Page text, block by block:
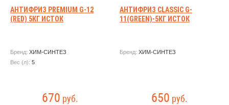
АНТИФРИЗ PREMIUM G-12
(RED) 5КГ ИСТОК
Бренд: ХИМ-СИНТЕЗ
Вес (л): 5
670 руб.
АНТИФРИЗ CLASSIC G-
11(GREEN)-5КГ ИСТОК
Бренд: ХИМ-СИНТЕЗ
650 руб.